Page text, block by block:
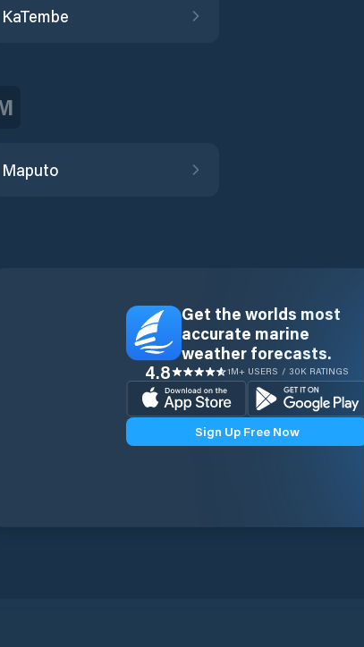
KaTembe
Maputo
Get the worlds most
accurate marine
weather forecasts.
4.8 1M+ USERS / 30K RATINGS
Sign Up Free Now